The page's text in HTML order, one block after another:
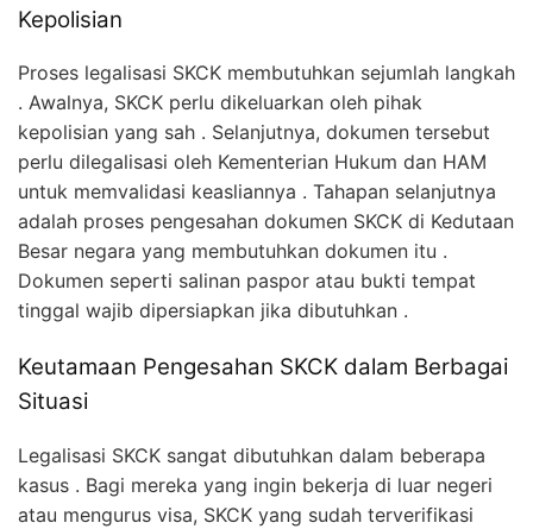
Kepolisian
Proses legalisasi SKCK membutuhkan sejumlah langkah
. Awalnya, SKCK perlu dikeluarkan oleh pihak
kepolisian yang sah . Selanjutnya, dokumen tersebut
perlu dilegalisasi oleh Kementerian Hukum dan HAM
untuk memvalidasi keasliannya . Tahapan selanjutnya
adalah proses pengesahan dokumen SKCK di Kedutaan
Besar negara yang membutuhkan dokumen itu .
Dokumen seperti salinan paspor atau bukti tempat
tinggal wajib dipersiapkan jika dibutuhkan .
Keutamaan Pengesahan SKCK dalam Berbagai
Situasi
Legalisasi SKCK sangat dibutuhkan dalam beberapa
kasus . Bagi mereka yang ingin bekerja di luar negeri
atau mengurus visa, SKCK yang sudah terverifikasi